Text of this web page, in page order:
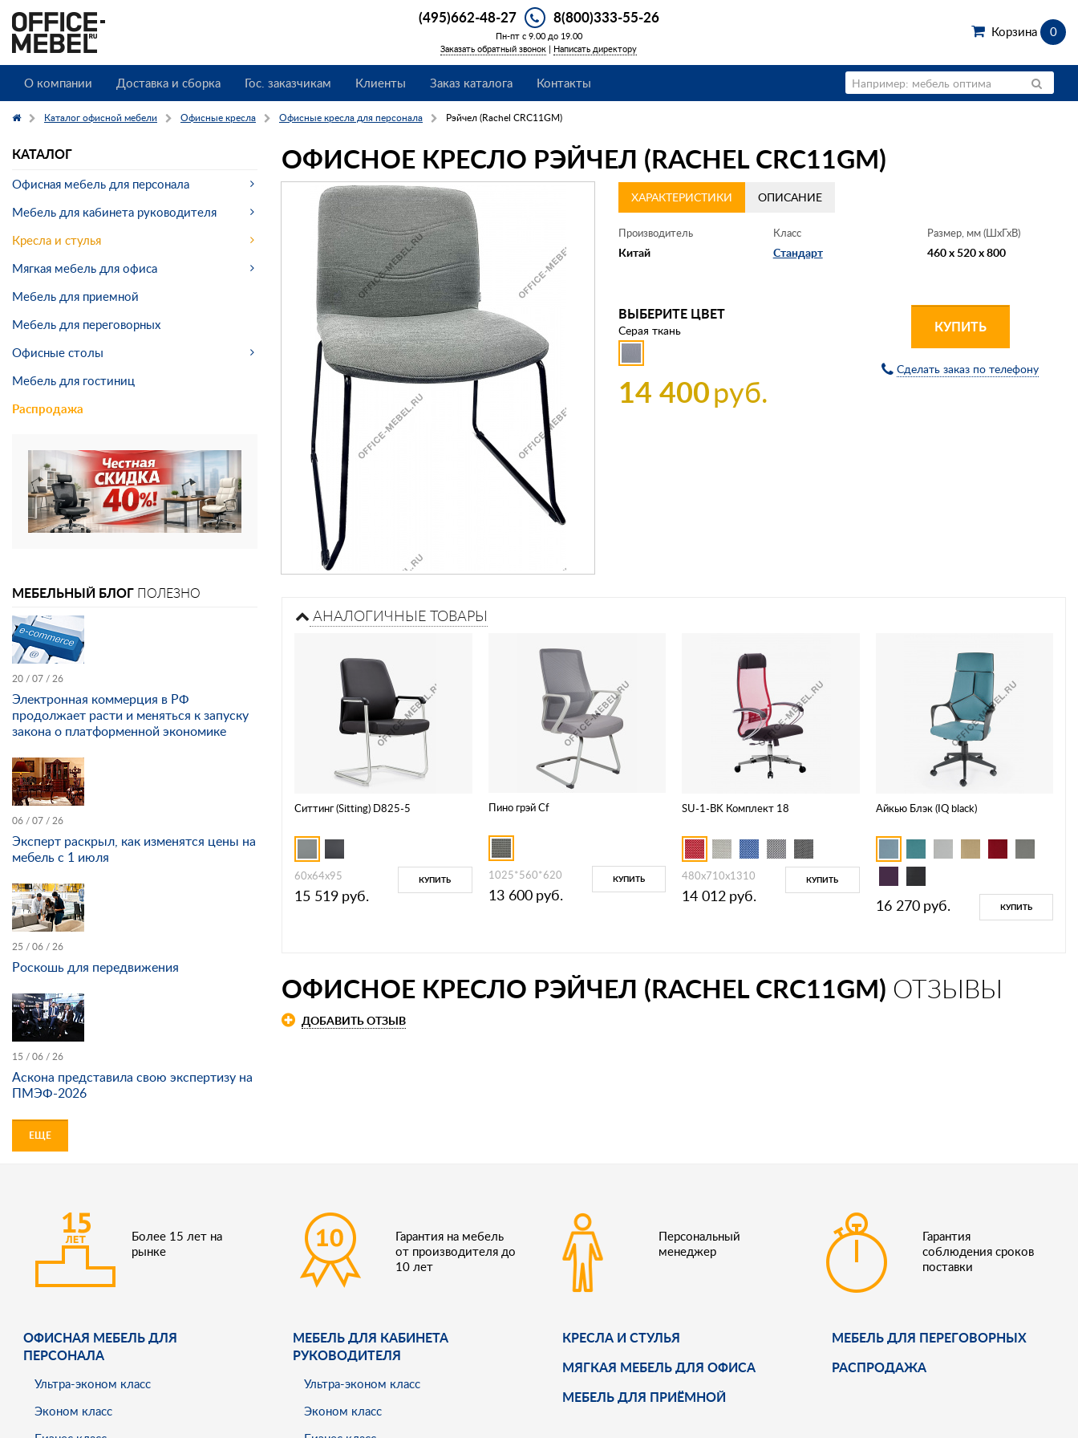
(495)662-48-27 8(800)333-55-26
Пн-пт с 9.00 до 19.00
Заказать обратный звонок | Написать директору
Корзина 0
О компании Доставка и сборка Гос. заказчикам Клиенты Заказ каталога Контакты
Каталог офисной мебели Офисные кресла Офисные кресла для персонала Рэйчел (Rachel CRC11GM)
ОФИСНОЕ КРЕСЛО РЭЙЧЕЛ (RACHEL CRC11GM)
ХАРАКТЕРИСТИКИ ОПИСАНИЕ
Производитель
Китай
Класс
Стандарт
Размер, мм (ШхГхВ)
460 x 520 x 800
ВЫБЕРИТЕ ЦВЕТ
Серая ткань
14 400руб.
КУПИТЬ
Сделать заказ по телефону
АНАЛОГИЧНЫЕ ТОВАРЫ
Ситтинг (Sitting) D825-5
60х64х95
15 519 руб.
КУПИТЬ
Пино грэй Cf
1025*560*620
13 600 руб.
КУПИТЬ
SU-1-BK Комплект 18
480x710x1310
14 012 руб.
КУПИТЬ
Айкью Блэк (IQ black)
16 270 руб. КУПИТЬ
ОФИСНОЕ КРЕСЛО РЭЙЧЕЛ (RACHEL CRC11GM) ОТЗЫВЫ
ДОБАВИТЬ ОТЗЫВ
КАТАЛОГ
Офисная мебель для персонала
Мебель для кабинета руководителя
Кресла и стулья
Мягкая мебель для офиса
Мебель для приемной
Мебель для переговорных
Офисные столы
Мебель для гостиниц
Распродажа
МЕБЕЛЬНЫЙ БЛОГ ПОЛЕЗНО
20 / 07 / 26
Электронная коммерция в РФ
продолжает расти и меняться к запуску
закона о платформенной экономике
06 / 07 / 26
Эксперт раскрыл, как изменятся цены на
мебель с 1 июля
25 / 06 / 26
Роскошь для передвижения
15 / 06 / 26
Аскона представила свою экспертизу на
ПМЭФ-2026
ЕЩЕ
Более 15 лет на
рынке
Гарантия на мебель
от производителя до
10 лет
Персональный
менеджер
Гарантия
соблюдения сроков
поставки
ОФИСНАЯ МЕБЕЛЬ ДЛЯ
ПЕРСОНАЛА
Ультра-эконом класс
Эконом класс
МЕБЕЛЬ ДЛЯ КАБИНЕТА
РУКОВОДИТЕЛЯ
Ультра-эконом класс
Эконом класс
КРЕСЛА И СТУЛЬЯ
МЯГКАЯ МЕБЕЛЬ ДЛЯ ОФИСА
МЕБЕЛЬ ДЛЯ ПРИЁМНОЙ
МЕБЕЛЬ ДЛЯ ПЕРЕГОВОРНЫХ
РАСПРОДАЖА